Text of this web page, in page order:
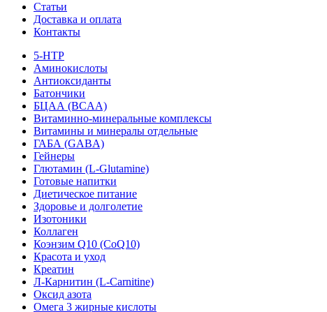
Статьи
Доставка и оплата
Контакты
5-HTP
Аминокислоты
Антиоксиданты
Батончики
БЦАА (BCAA)
Витаминно-минеральные комплексы
Витамины и минералы отдельные
ГАБА (GABA)
Гейнеры
Глютамин (L-Glutamine)
Готовые напитки
Диетическое питание
Здоровье и долголетие
Изотоники
Коллаген
Коэнзим Q10 (CoQ10)
Красота и уход
Креатин
Л-Карнитин (L-Сarnitine)
Оксид азота
Омега 3 жирные кислоты